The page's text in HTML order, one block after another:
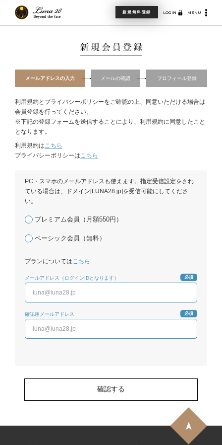
新規無料登録 LOGIN MENU
メールアドレスの入力 メールの確認 プロフィール登録
利用規約とプライバシーポリシーをご確認の上、同意いただける場合は
会員登録を行ってください。
※下記の登録フォームを送信することにより、利用規約に同意したこと
となります。
利用規約はこちら
プライバシーポリシーはこちら
PC・スマホのメールアドレスも使えます。指定受信設定をされ
ている場合は、ドメイン[LUNA28.jp]を受信可能にしてくださ
い。
プレミアム会員（月額550円）
ベーシック会員（無料）
プランについては こちら
メールアドレス（ログインIDとなります） 必須
確認用メールアドレス 必須